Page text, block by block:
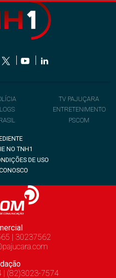
TV PAJUÇARA
ENTRETENIMENTO
PSCOM
NO TNH1
DE USO
| 30237562
| (82)3023-7574